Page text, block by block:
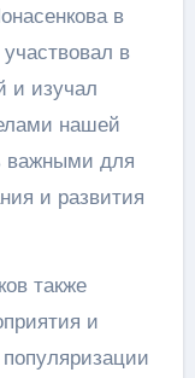
в
в
и изучал
нашей
важными для
и развития
также
и